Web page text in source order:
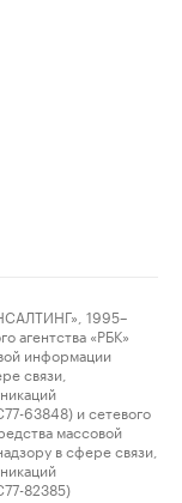
1995–
агентства «РБК»
информации
связи,
63848) и сетевого
массовой
в сфере связи,
82385)